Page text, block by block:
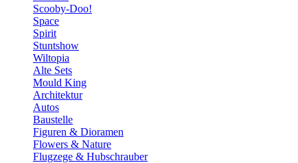
Scooby-Doo!
Space
Spirit
Stuntshow
Wiltopia
Alte Sets
Mould King
Architektur
Autos
Baustelle
Figuren & Dioramen
Flowers & Nature
Flugzege & Hubschrauber